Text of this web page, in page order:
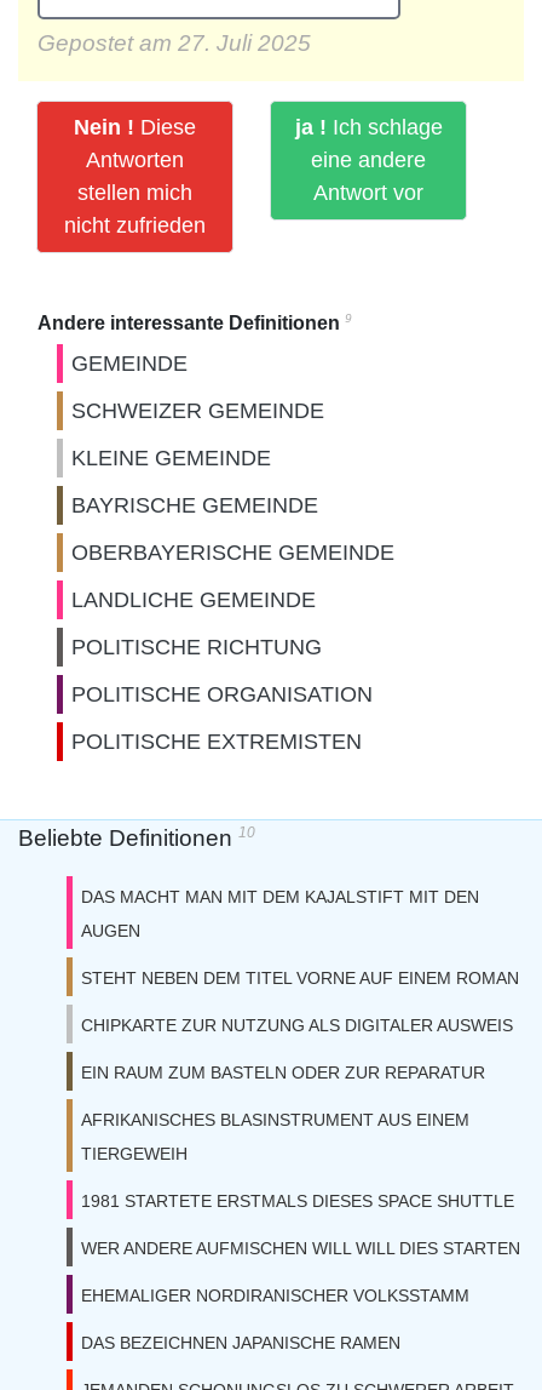
Gepostet am 27. Juli 2025
Nein ! Diese
Antworten
stellen mich
nicht zufrieden
ja ! Ich schlage
eine andere
Antwort vor
Andere interessante Definitionen 9
GEMEINDE
SCHWEIZER GEMEINDE
KLEINE GEMEINDE
BAYRISCHE GEMEINDE
OBERBAYERISCHE GEMEINDE
LANDLICHE GEMEINDE
POLITISCHE RICHTUNG
POLITISCHE ORGANISATION
POLITISCHE EXTREMISTEN
Beliebte Definitionen 10
DAS MACHT MAN MIT DEM KAJALSTIFT MIT DEN
AUGEN
STEHT NEBEN DEM TITEL VORNE AUF EINEM ROMAN
CHIPKARTE ZUR NUTZUNG ALS DIGITALER AUSWEIS
EIN RAUM ZUM BASTELN ODER ZUR REPARATUR
AFRIKANISCHES BLASINSTRUMENT AUS EINEM
TIERGEWEIH
1981 STARTETE ERSTMALS DIESES SPACE SHUTTLE
WER ANDERE AUFMISCHEN WILL WILL DIES STARTEN
EHEMALIGER NORDIRANISCHER VOLKSSTAMM
DAS BEZEICHNEN JAPANISCHE RAMEN